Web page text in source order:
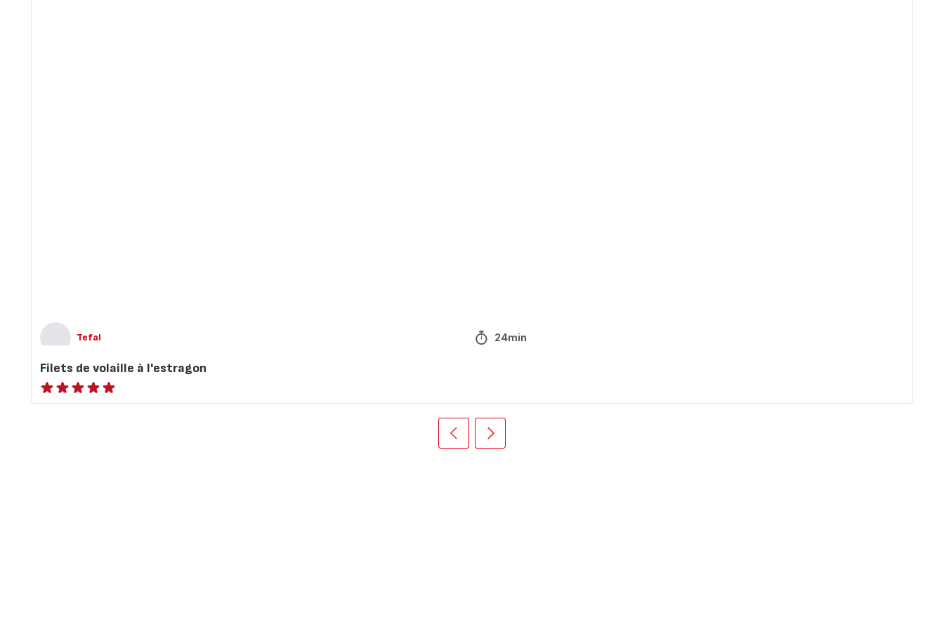
Tefal 24min
Filets de volaille à l'estragon
ratings.NaN
Précédent
Recipe
Suivant
Recipe